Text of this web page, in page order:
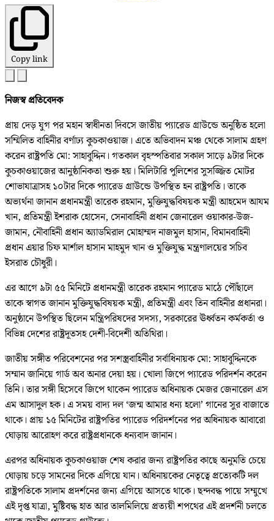
Copy link
নিজস্ব প্রতিবেদক
প্রায় দেড় যুগ পর মহান স্বাধীনতা দিবসে জাতীয় প্যারেড গ্রাউন্ডে অনুষ্ঠিত হলো
সম্মিলিত বাহিনীর বর্ণাঢ্য কুচকাওয়াজ। এতে অভিবাদন মঞ্চ থেকে সালাম গ্রহণ
করেন রাষ্ট্রপতি মো: সাহাবুদ্দিন। গতকাল বৃহস্পতিবার সকাল সাড়ে ৯টার দিকে
কুচকাওয়াজের আনুষ্ঠানিকতা শুরু হয়। মিলিটারি পুলিশের সুসজ্জিত মোটর
শোভাযাত্রাসহ ১০টার দিকে প্যারেড গ্রাউন্ডে উপস্থিত হন রাষ্ট্রপতি। তাকে
অভ্যর্থনা জানান প্রধানমন্ত্রী তারেক রহমান, মুক্তিযুদ্ধবিষয়ক মন্ত্রী আহমেদ আযম
খান, প্রতিমন্ত্রী ইশরাক হোসেন, সেনাবাহিনী প্রধান জেনারেল ওয়াকার-উজ-
জামান, নৌবাহিনী প্রধান অ্যাডমিরাল মোহাম্মদ নাজমুল হাসান, বিমানবাহিনী
প্রধান এয়ার চিফ মার্শাল হাসান মাহমুদ খান ও মুক্তিযুদ্ধ মন্ত্রণালয়ের সচিব
ইসরাত চৌধুরী।
এর আগে ৯টা ৫৫ মিনিটে প্রধানমন্ত্রী তারেক রহমান প্যারেড মাঠে পৌঁছালে
তাকে স্বাগত জানান মুক্তিযুদ্ধবিষয়ক মন্ত্রী, প্রতিমন্ত্রী এবং তিন বাহিনীর প্রধানরা।
অনুষ্ঠানে উপস্থিত ছিলেন মন্ত্রিপরিষদের সদস্য, সরকারের ঊর্ধ্বতন কর্মকর্তা ও
বিভিন্ন দেশের রাষ্ট্রদূতসহ দেশী-বিদেশী অতিথিরা।
জাতীয় সঙ্গীত পরিবেশনের পর সশস্ত্রবাহিনীর সর্বাধিনায়ক মো: সাহাবুদ্দিনকে
সম্মান জানিয়ে গার্ড অব অনার দেয়া হয়। খোলা জিপে প্যারেড পরিদর্শন করেন
তিনি। তার সঙ্গী হিসেবে জিপে থাকেন প্যারেড অধিনায়ক মেজর জেনারেল এস
এম আসাদুল হক। এ সময় বাদ্য দল ‘জন্ম আমার ধন্য হলো’ গানের সুর বাজাতে
থাকে। প্রায় ১৫ মিনিটের রাষ্ট্রপতির প্যারেড পরিদর্শনের পর অধিনায়ক আবারো
ঘোড়ায় আরোহণ করে রাষ্ট্রপ্রধানকে ধন্যবাদ জানান।
এরপর অধিনায়ক কুচকাওয়াজ শেষ করার জন্য রাষ্ট্রপতির কাছে অনুমতি চেয়ে
ঘোড়ায় চড়ে সামনের দিকে এগিয়ে যান। অধিনায়কের নেতৃত্বে প্রত্যেকটি দল
রাষ্ট্রপতিকে সালাম প্রদর্শনের জন্য এগিয়ে আসতে থাকে। ছন্দবদ্ধ পায়ে সম্মুখে
এই দৃপ্ত যাত্রা, মুষ্টিবদ্ধ হাত আর তালমিলিয়ে প্রত্যয়ী শপথের এই প্রদর্শনী চলতে